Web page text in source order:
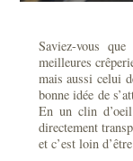
Saviez-vous
meilleures
mais aussi celui
bonne idée de
En un clin
directement
et c’est loin